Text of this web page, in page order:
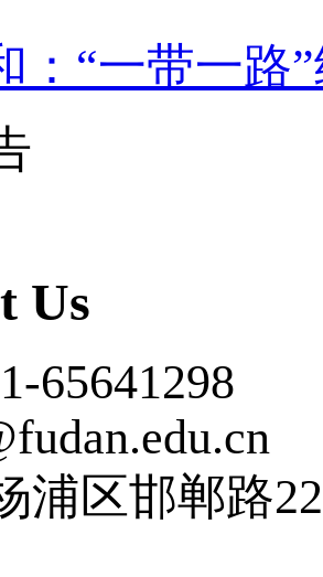
：“一带一路
Us
65641298
浦区邯郸路